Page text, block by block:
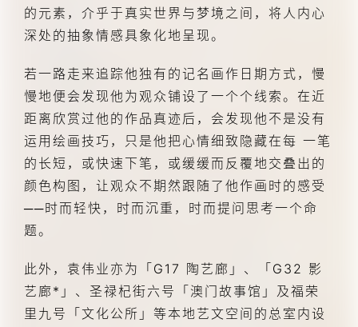
的元素，介乎于真实世界与梦境之间，将人内心
深处的抽象情感具象化地呈现。
若一路走来追踪他独有的记名画作日期方式，慢
慢地便会发现他为观众铺设了一个个线索。在近
距离欣赏过他的作品真迹后，会发现他不是没有
运用绘画技巧，只是他把心情细致隐藏在每 一笔
的长短，或快速下笔，或缓缓而反覆地交叠出的
颜色构图，让观众不期然跟随了他作画时的感受
──时而轻快，时而沉重，时而提问思考一个命
题。
此外，袁伟业亦为「G17 陶艺廊」、「G32 影
艺廊*」、圣禄杞街六号「澳门故事馆」及福荣
里九号「文化公所」等本地艺文空间的总室内设